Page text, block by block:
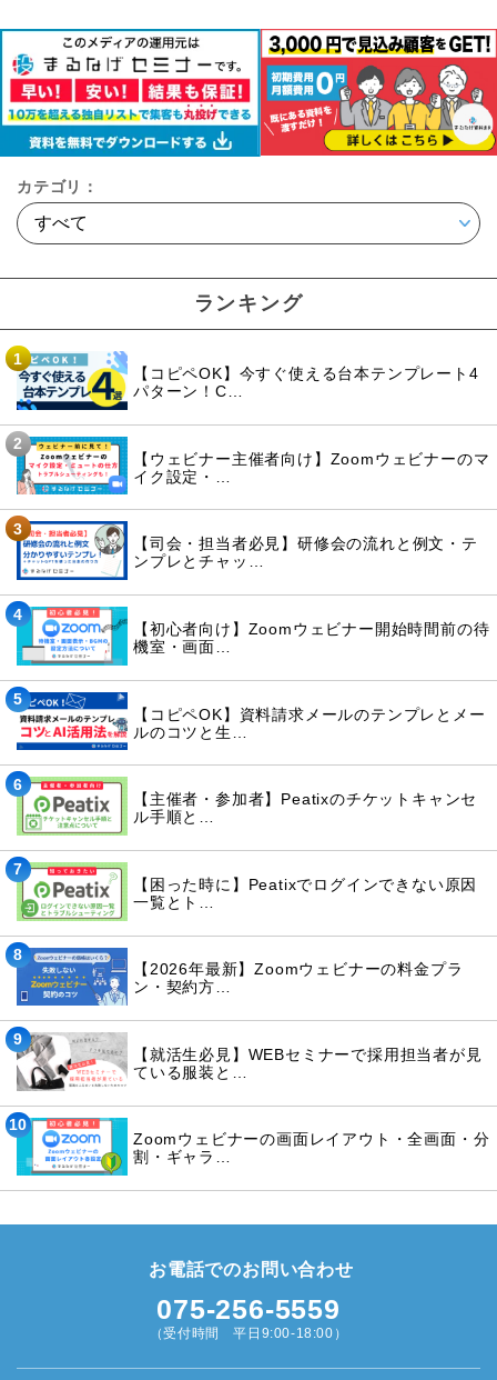
カテゴリ：
ランキング
1
【コピペOK】今すぐ使える台本テンプレート4
パターン！C…
2
【ウェビナー主催者向け】Zoomウェビナーのマ
イク設定・…
3
【司会・担当者必見】研修会の流れと例文・テ
ンプレとチャッ…
4
【初心者向け】Zoomウェビナー開始時間前の待
機室・画面…
5
【コピペOK】資料請求メールのテンプレとメー
ルのコツと生…
6
【主催者・参加者】Peatixのチケットキャンセ
ル手順と…
7
【困った時に】Peatixでログインできない原因
一覧とト…
8
【2026年最新】Zoomウェビナーの料金プラ
ン・契約方…
9
【就活生必見】WEBセミナーで採用担当者が見
ている服装と…
10
Zoomウェビナーの画面レイアウト・全画面・分
割・ギャラ…
お電話でのお問い合わせ
075-256-5559
（受付時間 平日9:00-18:00）